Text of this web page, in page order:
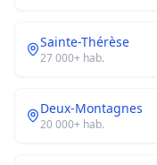
Sainte-Thérèse
27 000+ hab.
Deux-Montagnes
20 000+ hab.